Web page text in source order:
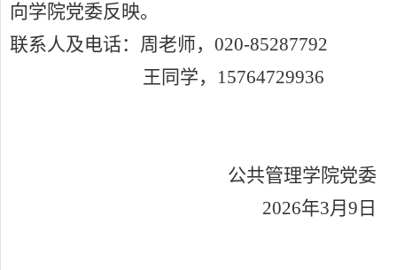
向学院党委反映。
联系人及电话：周老师， 020-85287792
王 同学， 15764729936
公共管理学院党委
2026年3月 9 日